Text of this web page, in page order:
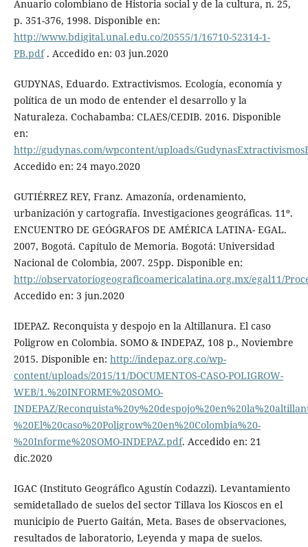
Anuario colombiano de Historia social y de la cultura, n. 25,
p. 351-376, 1998. Disponible en:
http://www.bdigital.unal.edu.co/20555/1/16710-52314-1-
PB.pdf. Accedido en: 03 jun.2020
GUDYNAS, Eduardo. Extractivismos. Ecología, economía y
política de un modo de entender el desarrollo y la
Naturaleza. Cochabamba: CLAES/CEDIB. 2016. Disponible
en:
http://gudynas.com/wpcontent/uploads/
Accedido en: 24 mayo.2020
GUTIÉRREZ REY, Franz. Amazonía, ordenamiento,
urbanización y cartografía. Investigaciones geográficas. 11º.
ENCUENTRO DE GEÓGRAFOS DE AMÉRICA LATINA- EGAL.
2007, Bogotá. Capítulo de Memoria. Bogotá: Universidad
Nacional de Colombia, 2007. 25pp. Disponible en:
http://observatoriogeograficoamericalatina.org.mx/egal11/
Accedido en: 3 jun.2020
IDEPAZ. Reconquista y despojo en la Altillanura. El caso
Poligrow en Colombia. SOMO & INDEPAZ, 108 p., Noviembre
2015. Disponible en: http://indepaz.org.co/wp-
content/uploads/2015/11/DOCUMENTOS-CASO-POLIGROW-
WEB/1.%20INFORME%20SOMO-
INDEPAZ/
%20El%20caso%20Poligrow%20en%20Colombia%20-
%20Informe%20SOMO-INDEPAZ.pdf. Accedido en: 21
dic.2020
IGAC (Instituto Geográfico Agustín Codazzi). Levantamiento
semidetallado de suelos del sector Tillava los Kioscos en el
municipio de Puerto Gaitán, Meta. Bases de observaciones,
resultados de laboratorio, Leyenda y mapa de suelos.